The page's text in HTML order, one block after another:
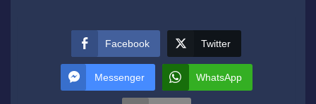
Facebook Twitter
Messenger WhatsApp